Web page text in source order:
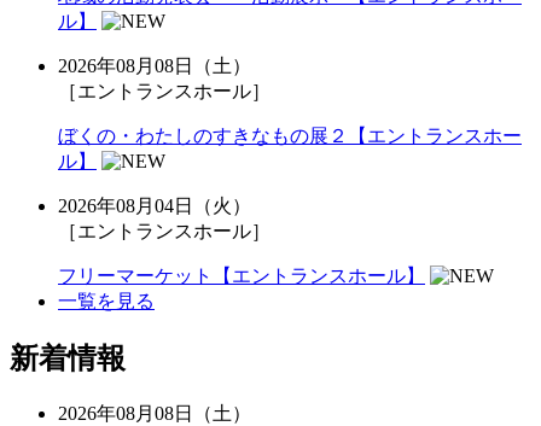
ル】
2026年08月08日（土）
［エントランスホール］
ぼくの・わたしのすきなもの展２【エントランスホー
ル】
2026年08月04日（火）
［エントランスホール］
フリーマーケット【エントランスホール】
一覧を見る
新着情報
2026年08月08日（土）